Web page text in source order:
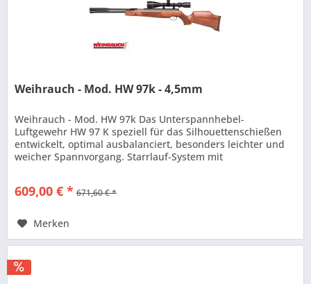
Weihrauch - Mod. HW 97k - 4,5mm
Weihrauch - Mod. HW 97k Das Unterspannhebel-
Luftgewehr HW 97 K speziell für das Silhouettenschießen
entwickelt, optimal ausbalanciert, besonders leichter und
weicher Spannvorgang. Starrlauf-System mit
609,00 € * 671,60 € *
Merken